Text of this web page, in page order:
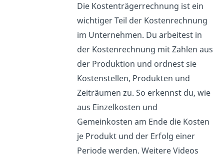
Die Kostenträgerrechnung ist ein
wichtiger Teil der Kostenrechnung
im Unternehmen. Du arbeitest in
der Kostenrechnung mit Zahlen aus
der Produktion und ordnest sie
Kostenstellen, Produkten und
Zeiträumen zu. So erkennst du, wie
aus Einzelkosten und
Gemeinkosten am Ende die Kosten
je Produkt und der Erfolg einer
Periode werden. Weitere Videos